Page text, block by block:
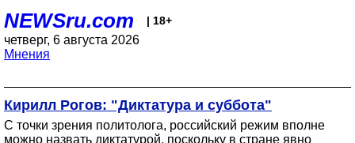
NEWSru.com | 18+
четверг, 6 августа 2026
Мнения
Кирилл Рогов: "Диктатура и суббота"
С точки зрения политолога, российский режим вполне
можно назвать диктатурой, поскольку в стране явно